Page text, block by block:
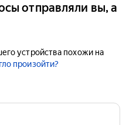
отправляли вы, а
устройства похожи на
произойти?